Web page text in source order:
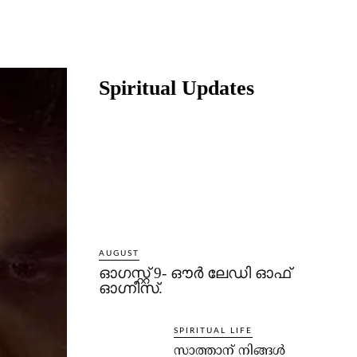
Spiritual Updates
AUGUST
ഓഗസ്റ്റ് 9- ഔര്‍ ലേഡി ഓഫ്
ഓഗ്നീസ്.
SPIRITUAL LIFE
സാത്താന് നിങ്ങള്‍